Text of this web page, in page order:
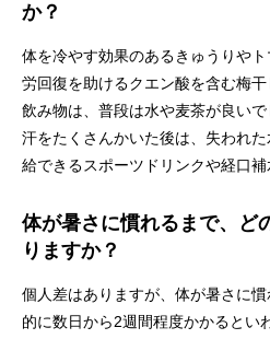
か？
体を冷やす効果のあるきゅうりや
労回復を助けるクエン酸を含む梅干
飲み物は、普段は水や麦茶が良いで
汗をたくさんかいた後は、失われ
給できるスポーツドリンクや経口補
体が暑さに慣れるまで、ど
りますか？
個人差はありますが、体が暑さに
的に数日から2週間程度かかるとい